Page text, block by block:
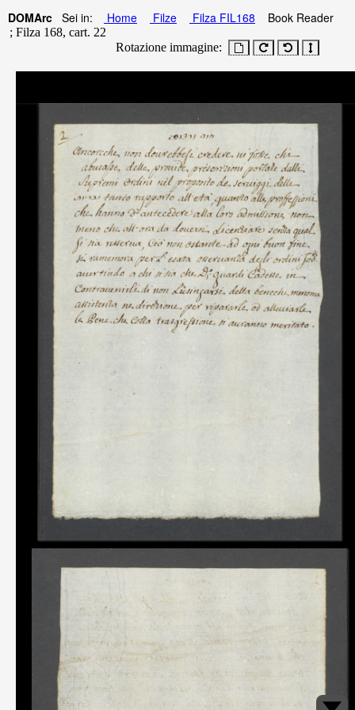
DOMArc Sei in: Home Filze Filza FIL168 Book Reader
; Filza 168, cart. 22
Rotazione immagine: